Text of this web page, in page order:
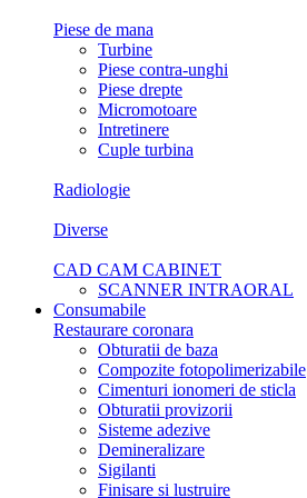
Piese de mana
Turbine
Piese contra-unghi
Piese drepte
Micromotoare
Intretinere
Cuple turbina
Radiologie
Diverse
CAD CAM CABINET
SCANNER INTRAORAL
Consumabile
Restaurare coronara
Obturatii de baza
Compozite fotopolimerizabile
Cimenturi ionomeri de sticla
Obturatii provizorii
Sisteme adezive
Demineralizare
Sigilanti
Finisare si lustruire